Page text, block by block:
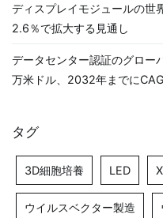
ディスプレイモジュールの
2.6％で拡大する見通し
データセンター認証のグロ
万米ドル、2032年までに
タグ
3D細胞培養 LED
ウイルスベクター製造